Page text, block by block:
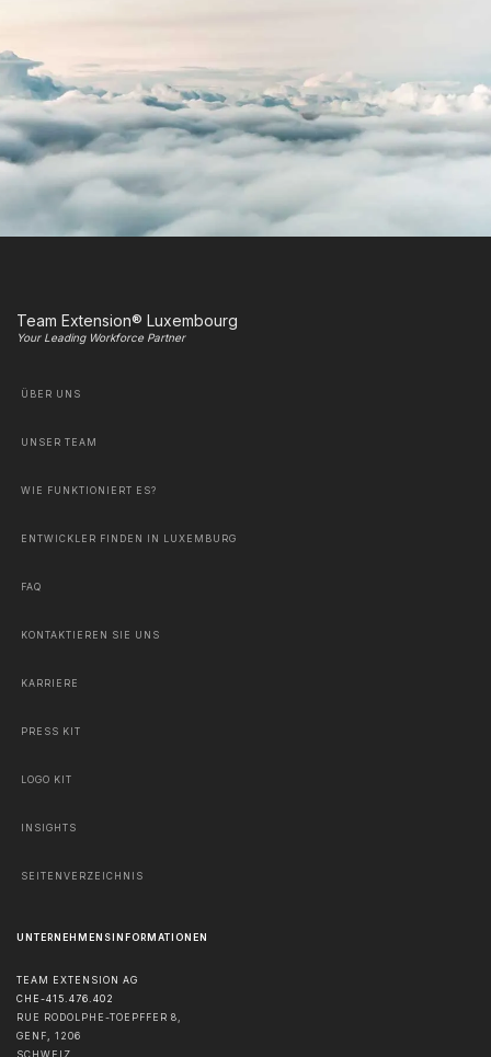
Team Extension® Luxembourg
Your Leading Workforce Partner
ÜBER UNS
UNSER TEAM
WIE FUNKTIONIERT ES?
ENTWICKLER FINDEN IN LUXEMBURG
FAQ
KONTAKTIEREN SIE UNS
KARRIERE
PRESS KIT
LOGO KIT
INSIGHTS
SEITENVERZEICHNIS
UNTERNEHMENSINFORMATIONEN
TEAM EXTENSION AG
CHE-415.476.402
RUE RODOLPHE-TOEPFFER 8,
GENF, 1206